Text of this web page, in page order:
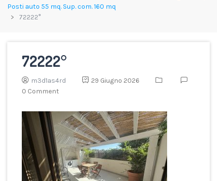
Posti auto 55 mq. Sup. com. 160 mq
72222°
72222°
m3d1as4rd
29 Giugno 2026
0 Comment